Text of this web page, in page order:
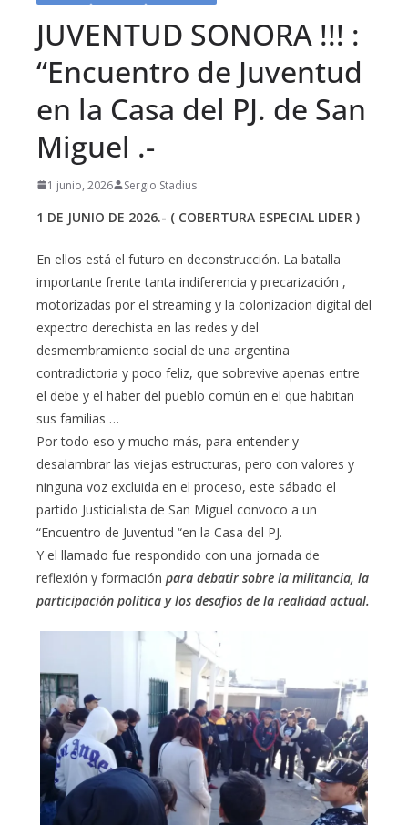
JUVENTUD SONORA !!! :
“Encuentro de Juventud
en la Casa del PJ. de San
Miguel .-
1 junio, 2026 Sergio Stadius
1 DE JUNIO DE 2026.- ( COBERTURA ESPECIAL LIDER )
En ellos está el futuro en deconstrucción. La batalla
importante frente tanta indiferencia y precarización ,
motorizadas por el streaming y la colonizacion digital del
expectro derechista en las redes y del
desmembramiento social de una argentina
contradictoria y poco feliz, que sobrevive apenas entre
el debe y el haber del pueblo común en el que habitan
sus familias …
Por todo eso y mucho más, para entender y
desalambrar las viejas estructuras, pero con valores y
ninguna voz excluida en el proceso, este sábado el
partido Justicialista de San Miguel convoco a un
“Encuentro de Juventud “en la Casa del PJ.
Y el llamado fue respondido con una jornada de
reflexión y formación para debatir sobre la militancia, la
participación política y los desafíos de la realidad actual.